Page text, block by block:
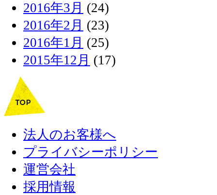
2016年3月 (24)
2016年2月 (23)
2016年1月 (25)
2015年12月 (17)
法人のお客様へ
プライバシーポリシー
運営会社
採用情報